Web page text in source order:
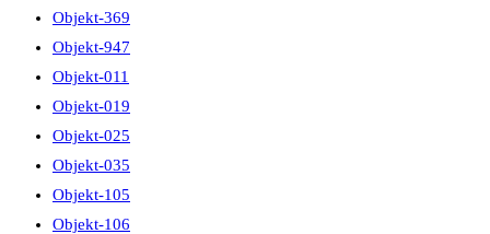
Objekt-369
Objekt-947
Objekt-011
Objekt-019
Objekt-025
Objekt-035
Objekt-105
Objekt-106